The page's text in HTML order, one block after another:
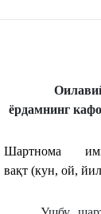
ёрдамнинг
Шартнома
вақт (кун, ой,